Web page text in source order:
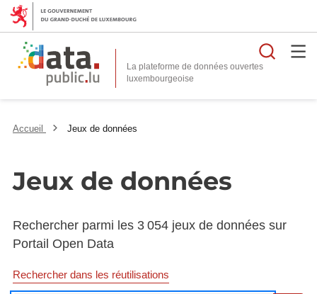
La plateforme de données ouvertes
Accueil Jeux de données
Jeux de données
Rechercher parmi les 3 054 jeux de données sur
Portail Open Data
Rechercher dans les réutilisations